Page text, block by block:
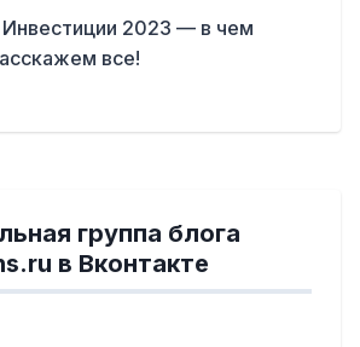
2023 — в чем
все!
группа блога
в Вконтакте